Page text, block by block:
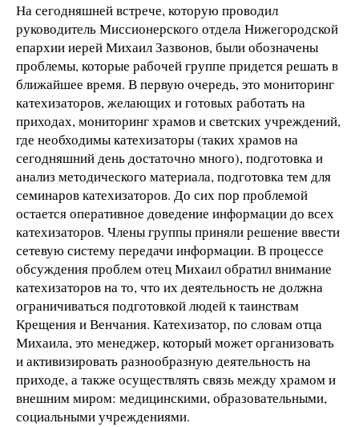
На сегодняшней встрече, которую проводил
руководитель Миссионерского отдела Нижегородской
епархии иерей Михаил Зазвонов, были обозначены
проблемы, которые рабочей группе придется решать в
ближайшее время. В первую очередь, это мониторинг
катехизаторов, желающих и готовых работать на
приходах, мониторинг храмов и светских учреждений,
где необходимы катехизаторы (таких храмов на
сегодняшний день достаточно много), подготовка и
анализ методического материала, подготовка тем для
семинаров катехизаторов. До сих пор проблемой
остается оперативное доведение информации до всех
катехизаторов. Члены группы приняли решение ввести
сетевую систему передачи информации. В процессе
обсуждения проблем отец Михаил обратил внимание
катехизаторов на то, что их деятельность не должна
ограничиваться подготовкой людей к таинствам
Крещения и Венчания. Катехизатор, по словам отца
Михаила, это менеджер, который может организовать
и активизировать разнообразную деятельность на
приходе, а также осуществлять связь между храмом и
внешним миром: медицинскими, образовательными,
социальными учреждениями.